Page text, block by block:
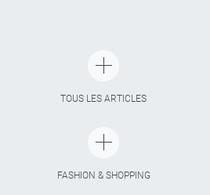
TOUS LES ARTICLES
FASHION & SHOPPING